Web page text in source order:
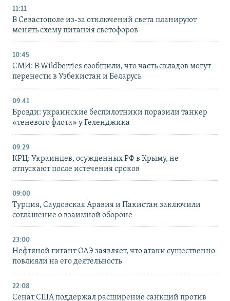
11:11
В Севастополе из-за отключений света планируют
менять схему питания светофоров
10:45
СМИ: В Wildberries сообщили, что часть складов могут
перенести в Узбекистан и Беларусь
09:41
Бровди: украинские беспилотники поразили танкер
«теневого флота» у Геленджика
09:29
КРЦ: Украинцев, осужденных РФ в Крыму, не
отпускают после истечения сроков
09:00
Турция, Саудовская Аравия и Пакистан заключили
соглашение о взаимной обороне
23:00
Нефтяной гигант ОАЭ заявляет, что атаки существенно
повлияли на его деятельность
22:08
Сенат США поддержал расширение санкций против